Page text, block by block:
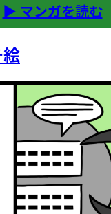
▶ マンガを読む